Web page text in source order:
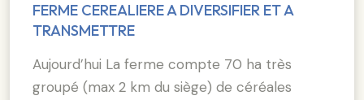
FERME CEREALIERE A DIVERSIFIER ET A
TRANSMETTRE
Aujourd’hui La ferme compte 70 ha très
groupé (max 2 km du siège) de céréales